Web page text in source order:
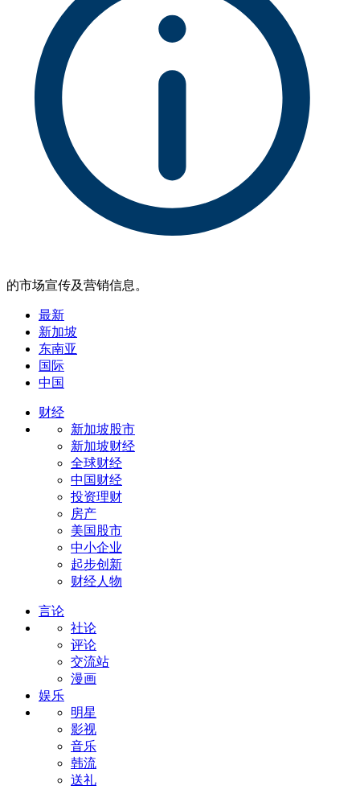
的市场宣传及营销信息。
最新
新加坡
东南亚
国际
中国
财经
新加坡股市
新加坡财经
全球财经
中国财经
投资理财
房产
美国股市
中小企业
起步创新
财经人物
言论
社论
评论
交流站
漫画
娱乐
明星
影视
音乐
韩流
送礼